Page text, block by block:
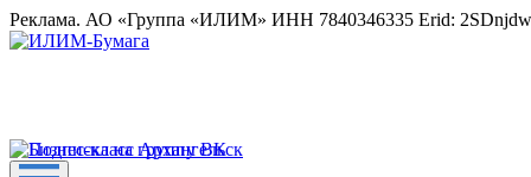
Реклама. АО «Группа «ИЛИМ» ИНН 7840346335 Erid: